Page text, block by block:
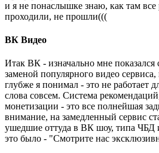
и я не понаслышке знаю, как там все
проходили, не прошли(((
ВК Видео
Итак ВК - изначально мне показался
заменой популярного видео
глубже я понимал - это не работает
слова совсем. Система
монетизации - это все полнейшая
внимание, на замедленный сервис
ушедшие оттуда в ВК шоу, типа ЧБД
это было - "Смотрите нас